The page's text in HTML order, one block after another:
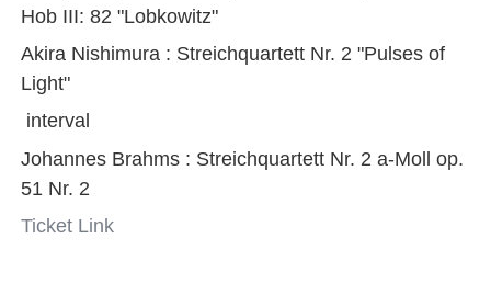
Hob III: 82 "Lobkowitz"
Akira Nishimura : Streichquartett Nr. 2 "Pulses of
Light"
interval
Johannes Brahms : Streichquartett Nr. 2 a-Moll op.
51 Nr. 2
Ticket Link